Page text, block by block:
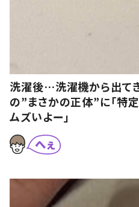
洗濯後…洗濯機から出て
の”まさかの正体”に「特
ムズいよー」